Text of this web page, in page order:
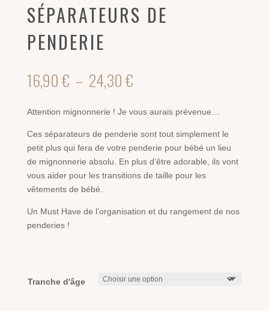
SÉPARATEURS DE
PENDERIE
16,90€ – 24,30€Plage
de
prix :
16,90 €
à
24,30 €
Attention mignonnerie ! Je vous aurais prévenue…
Ces séparateurs de penderie sont tout simplement le
petit plus qui fera de votre penderie pour bébé un lieu
de mignonnerie absolu. En plus d’être adorable, ils vont
vous aider pour les transitions de taille pour les
vêtements de bébé.
Un Must Have de l’organisation et du rangement de nos
penderies !
Tranche d'âge